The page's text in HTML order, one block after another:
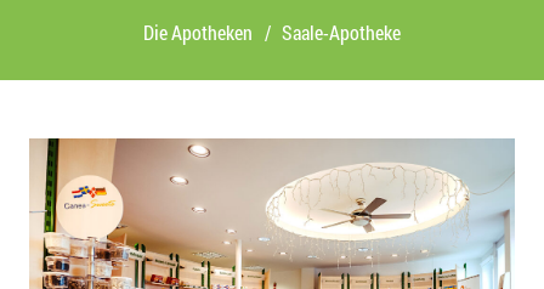
Die Apotheken / Saale-Apotheke